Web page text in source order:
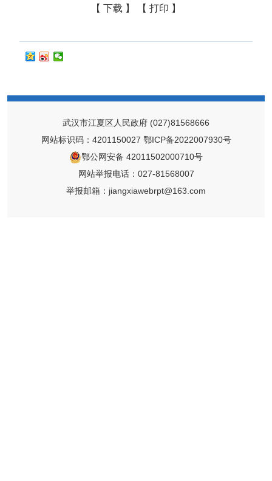
【 下载 】 【 打印 】
武汉市江夏区人民政府 (027)81568666
网站标识码：4201150027 鄂ICP备2022007930号
鄂公网安备 42011502000710号
网站举报电话：027-81568007
举报邮箱：jiangxiawebrpt@163.com